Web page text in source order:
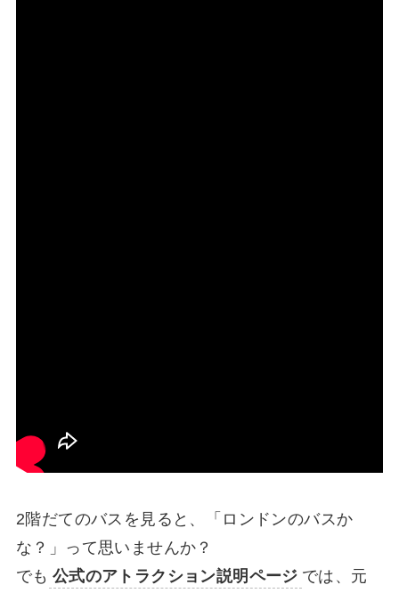
2階だてのバスを見ると、「ロンドンのバスか
な？」って思いませんか？
でも 公式のアトラクション説明ページ では、元